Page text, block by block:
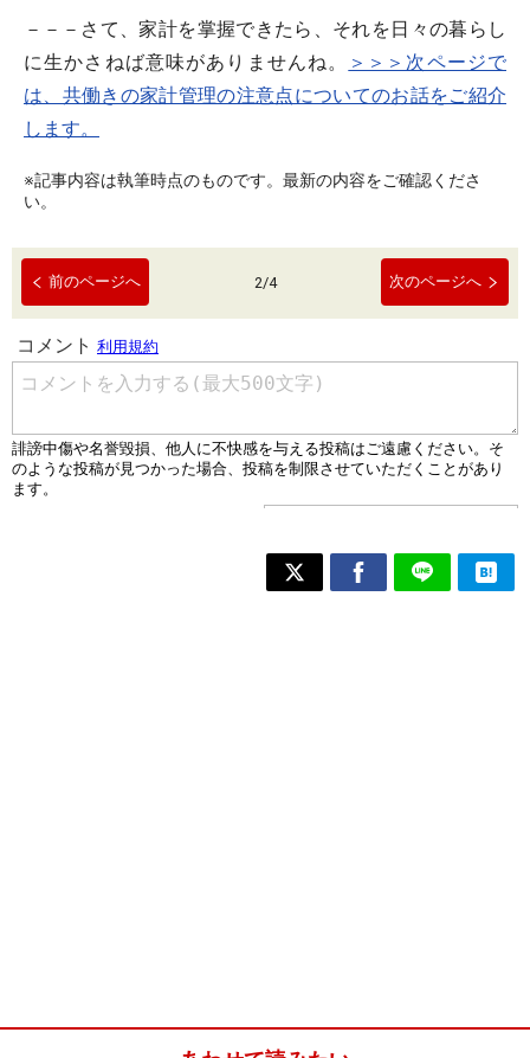
－－－さて、家計を掌握できたら、それを日々の暮らし
に生かさねば意味がありませんね。
＞＞＞次ページで
は、共働きの家計管理の注意点についてのお話をご紹介
します。
※記事内容は執筆時点のものです。最新の内容をご確認くださ
い。
前のページへ 2/4 次のページへ